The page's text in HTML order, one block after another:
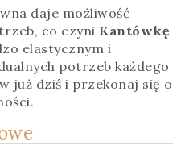
daje możliwość
co czyni Kantówkę
elastycznym i
potrzeb każdego
już dziś i przekonaj się o